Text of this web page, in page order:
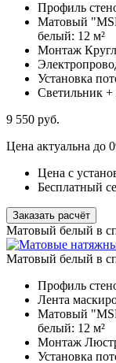
Профиль
Матовый
белый: 12 м²
Монтаж
Установка
Светильник
9 550 руб.
Цена актуальна до
Цена с
Бесплатный
Заказать расчёт
Матовый белый в
Матовый белый в
Профиль
Лента
Матовый
белый: 12 м²
Монтаж
Установка